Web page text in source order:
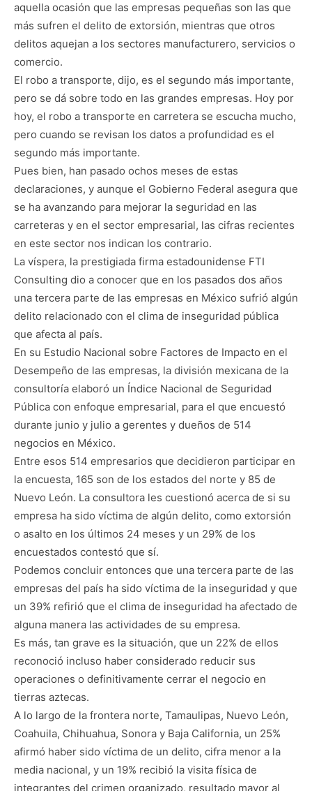
aquella ocasión que las empresas pequeñas son las que
más sufren el delito de extorsión, mientras que otros
delitos aquejan a los sectores manufacturero, servicios o
comercio.
El robo a transporte, dijo, es el segundo más importante,
pero se dá sobre todo en las grandes empresas. Hoy por
hoy, el robo a transporte en carretera se escucha mucho,
pero cuando se revisan los datos a profundidad es el
segundo más importante.
Pues bien, han pasado ochos meses de estas
declaraciones, y aunque el Gobierno Federal asegura que
se ha avanzando para mejorar la seguridad en las
carreteras y en el sector empresarial, las cifras recientes
en este sector nos indican los contrario.
La víspera, la prestigiada firma estadounidense FTI
Consulting dio a conocer que en los pasados dos años
una tercera parte de las empresas en México sufrió algún
delito relacionado con el clima de inseguridad pública
que afecta al país.
En su Estudio Nacional sobre Factores de Impacto en el
Desempeño de las empresas, la división mexicana de la
consultoría elaboró un Índice Nacional de Seguridad
Pública con enfoque empresarial, para el que encuestó
durante junio y julio a gerentes y dueños de 514
negocios en México.
Entre esos 514 empresarios que decidieron participar en
la encuesta, 165 son de los estados del norte y 85 de
Nuevo León. La consultora les cuestionó acerca de si su
empresa ha sido víctima de algún delito, como extorsión
o asalto en los últimos 24 meses y un 29% de los
encuestados contestó que sí.
Podemos concluir entonces que una tercera parte de las
empresas del país ha sido víctima de la inseguridad y que
un 39% refirió que el clima de inseguridad ha afectado de
alguna manera las actividades de su empresa.
Es más, tan grave es la situación, que un 22% de ellos
reconoció incluso haber considerado reducir sus
operaciones o definitivamente cerrar el negocio en
tierras aztecas.
A lo largo de la frontera norte, Tamaulipas, Nuevo León,
Coahuila, Chihuahua, Sonora y Baja California, un 25%
afirmó haber sido víctima de un delito, cifra menor a la
media nacional, y un 19% recibió la visita física de
integrantes del crimen organizado, resultado mayor al